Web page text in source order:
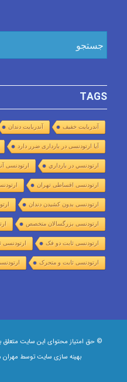
TAGS
آندربایت خفیف آندربایت دندان
آیا ارتودنسی در بارداری ضرر دارد
ارتودنسي در بارداري ارتودنسی
ارتودنسی اقساطی تهران
ارتودنسی بدون کشیدن دندان
ارتودنسی بزرگسالان متخصص
ارتودنسی ثابت دو فک ارتودنسی
ارتودنسی ثابت و متحرک
© حق امتیاز محتوای این سایت
بهینه سازی سایت توسط